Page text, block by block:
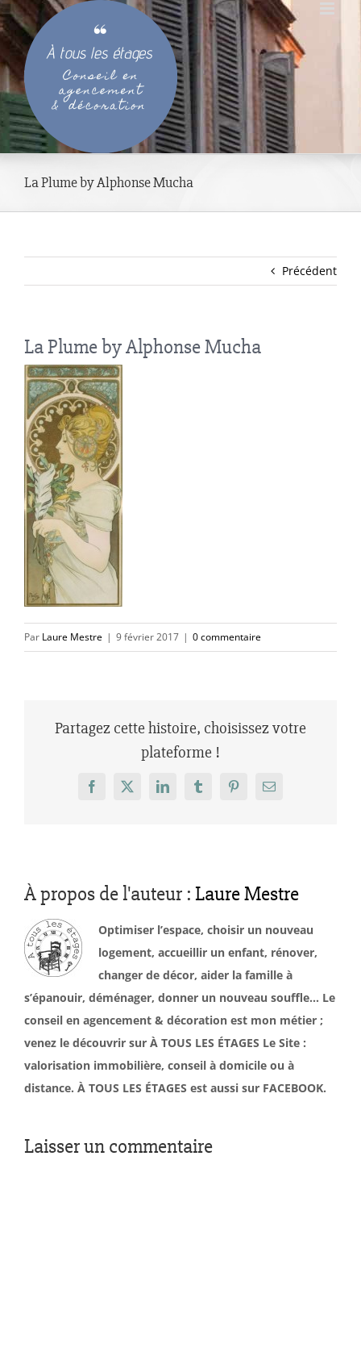
Passer
au
contenu
La Plume by Alphonse Mucha
Précédent
La Plume by Alphonse Mucha
Par Laure Mestre | 9 février 2017 | 0 commentaire
Partagez cette histoire, choisissez votre
plateforme !
Facebook
X LinkedInTumblrPinterestEmail
À propos de l'auteur : Laure Mestre
Optimiser l’espace, choisir un nouveau
logement, accueillir un enfant, rénover,
changer de décor, aider la famille à
s’épanouir, déménager, donner un nouveau souffle… Le
conseil en agencement & décoration est mon métier ;
venez le découvrir sur À TOUS LES ÉTAGES Le Site :
valorisation immobilière, conseil à domicile ou à
distance. À TOUS LES ÉTAGES est aussi sur FACEBOOK.
Laisser un commentaire